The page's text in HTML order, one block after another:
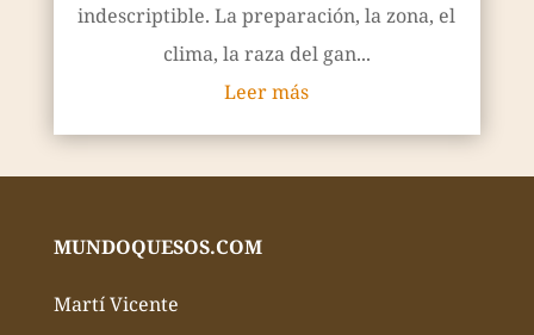
indescriptible. La preparación, la zona, el
clima, la raza del gan...
Leer más
MUNDOQUESOS.COM
Martí Vicente